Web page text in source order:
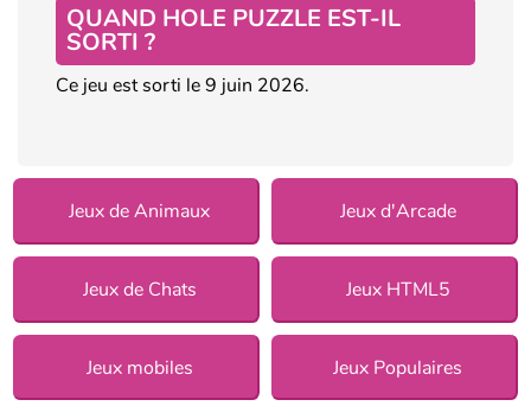
QUAND HOLE PUZZLE EST-IL
SORTI ?
Ce jeu est sorti le 9 juin 2026.
Jeux de Animaux Jeux d'Arcade
Jeux de Chats Jeux HTML5
Jeux mobiles Jeux Populaires